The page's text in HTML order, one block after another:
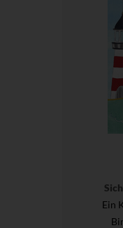
Ein